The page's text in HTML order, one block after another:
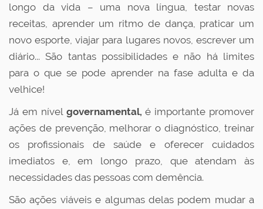
longo da vida – uma nova língua, testar novas
receitas, aprender um ritmo de dança, praticar um
novo esporte, viajar para lugares novos, escrever um
diário... São tantas possibilidades e não há limites
para o que se pode aprender na fase adulta e da
velhice!
Já em nível governamental, é importante promover
ações de prevenção, melhorar o diagnóstico, treinar
os profissionais de saúde e oferecer cuidados
imediatos e, em longo prazo, que atendam às
necessidades das pessoas com demência.
São ações viáveis e algumas delas podem mudar a